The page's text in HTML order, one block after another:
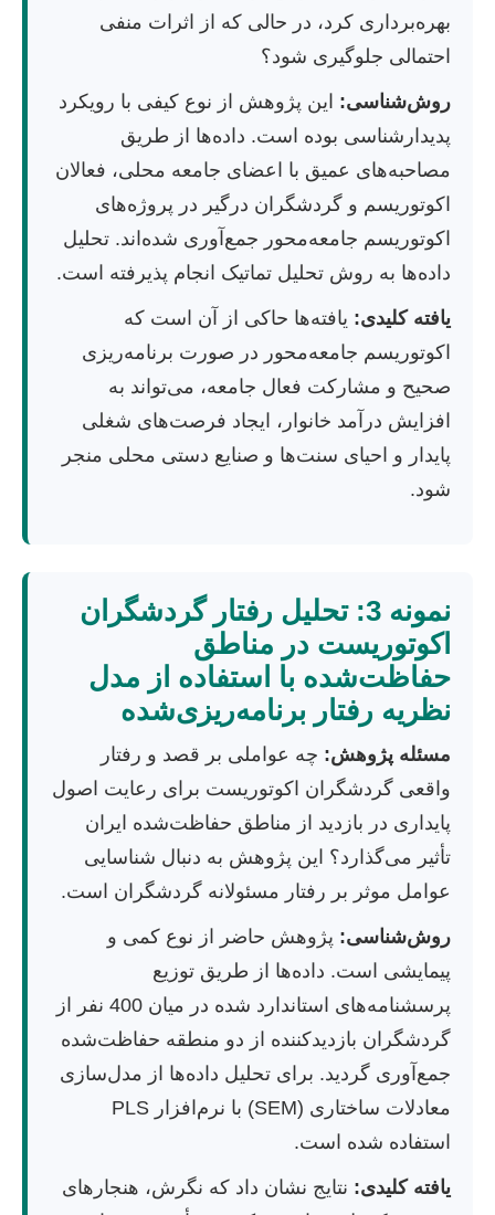
بهره‌برداری کرد، در حالی که از اثرات منفی
احتمالی جلوگیری شود؟
روش‌شناسی: این پژوهش از نوع کیفی با رویکرد
پدیدارشناسی بوده است. داده‌ها از طریق
مصاحبه‌های عمیق با اعضای جامعه محلی، فعالان
اکوتوریسم و گردشگران درگیر در پروژه‌های
اکوتوریسم جامعه‌محور جمع‌آوری شده‌اند. تحلیل
داده‌ها به روش تحلیل تماتیک انجام پذیرفته است.
یافته کلیدی: یافته‌ها حاکی از آن است که
اکوتوریسم جامعه‌محور در صورت برنامه‌ریزی
صحیح و مشارکت فعال جامعه، می‌تواند به
افزایش درآمد خانوار، ایجاد فرصت‌های شغلی
پایدار و احیای سنت‌ها و صنایع دستی محلی منجر
شود.
نمونه 3: تحلیل رفتار گردشگران
اکوتوریست در مناطق
حفاظت‌شده با استفاده از مدل
نظریه رفتار برنامه‌ریزی‌شده
مسئله پژوهش: چه عواملی بر قصد و رفتار
واقعی گردشگران اکوتوریست برای رعایت اصول
پایداری در بازدید از مناطق حفاظت‌شده ایران
تأثیر می‌گذارد؟ این پژوهش به دنبال شناسایی
عوامل موثر بر رفتار مسئولانه گردشگران است.
روش‌شناسی: پژوهش حاضر از نوع کمی و
پیمایشی است. داده‌ها از طریق توزیع
پرسشنامه‌های استاندارد شده در میان 400 نفر از
گردشگران بازدیدکننده از دو منطقه حفاظت‌شده
جمع‌آوری گردید. برای تحلیل داده‌ها از مدل‌سازی
معادلات ساختاری (SEM) با نرم‌افزار PLS
استفاده شده است.
یافته کلیدی: نتایج نشان داد که نگرش، هنجارهای